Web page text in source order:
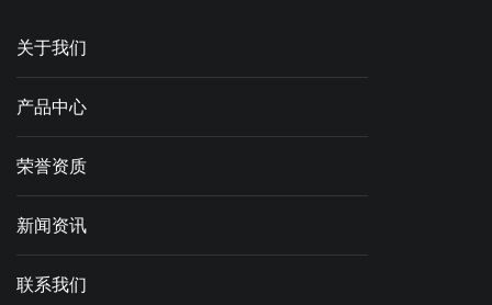
关于我们
产品中心
荣誉资质
新闻资讯
联系我们